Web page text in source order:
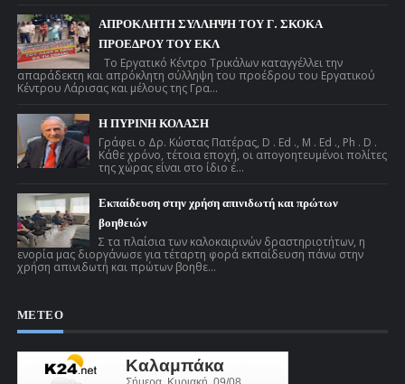
ΑΠΡΟΚΛΗΤΗ ΣΥΛΛΗΨΗ ΤΟΥ Γ. ΣΚΟΚΑ
ΠΡΟΕΔΡΟΥ ΤΟΥ ΕΚΛ
Το Εργατικό Κέντρο Τρικάλων καταγγέλλει την
απαράδεκτη και απρόκλητη σύλληψη του προέδρου του Εργατικού
Κέντρου Λάρισας και μέλους της Γρα...
Η ΠΥΡΙΝΗ ΚΟΛΑΣΗ
Γράφει ο Δρ. Κώστας Πατέρας, D . Ed ., M . Ed ., Ph . D .
Κάθε χρόνο, τέτοια εποχή, οι απογοητευμένοι πολίτες
της χώρας είναι στο ίδιο έ...
Εκπαίδευση στην χρήση απινιδωτή και πρώτων
βοηθειών
Σ τα πλαίσια των καλοκαιρινών δραστηριοτήτων, η
ενορία μας διοργάνωσε για τέταρτη φορά εκπαίδευση πάνω στην
χρήση απινιδωτή και πρώτων βοηθε...
ΜΕΤΕΟ